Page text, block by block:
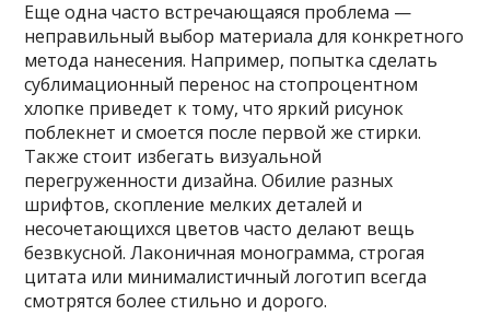
Еще одна часто встречающаяся проблема —
неправильный выбор материала для конкретного
метода нанесения. Например, попытка сделать
сублимационный перенос на стопроцентном
хлопке приведет к тому, что яркий рисунок
поблекнет и смоется после первой же стирки.
Также стоит избегать визуальной
перегруженности дизайна. Обилие разных
шрифтов, скопление мелких деталей и
несочетающихся цветов часто делают вещь
безвкусной. Лаконичная монограмма, строгая
цитата или минималистичный логотип всегда
смотрятся более стильно и дорого.